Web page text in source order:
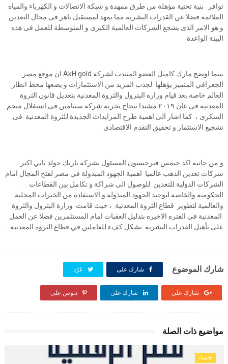
توافر بنية تحتية مؤهلة من طرق ممهدة و شبكة الاتصالات و الكهرباء والمياه
الملائمة فضلا عن القدرات البشرية مما يمهد لمستقبل باهر فى مجال التعدين
و هو الامر الذى يشجع الشركات العالمية الكبرى و المتوسطة للعمل فى هذه
البيئة الواعدة
بينما اوضح مارك كامبل العضو المنتدب لشركه AkH gold ان موقع مصر
الجغرافي المتميز يؤهلها لجذب المزيد من الاستثمارات و يضعها محط انظار
العالم خاصة بعد قيام وزاره البترول والثروة المعدنية بتعديل قانون الثروة
المعدنية فى عان ٢٠١٩ مشيدا بنجاح تجربة شركة سنتامين فى استغلال منجم
السكرى ، كما اشار الى اهمية طرح المزايدات الجديدة للثروة المعدنية فى
تشجيع الاستثمار و تحقيق التقدم الاقتصادي
و من جانبه اكد جيمس فيرجيسون المسئول بشركة باريك جولد ثاني اكبر
شركات تعدين الذهب عالميا اهمية الجهود المبذولة في مصر لفتح المجال امام
الشركات الدولية للتعدين للوصول الى شراكة و تكامل بين القطاعات
الحكومية والخاصة لتوحيد الجهود المبذولة و الاستفادة من الخبرات المحلية
والعالمية لتطوير قطاع الثروة المعدنية ، حيث قامت وزارة البترول والثروة
المعدنية فى الفتره الاخيره بتذليل العقبات امام المستثمرين فضلا عن العمل
على تأهيل القدرات البشرية بشكل كفء للعاملين في قطاع الثروة المعدنية .
شارك الموضوع شارك على غرّد
شارك على شارك على دبوس على
مواضيع ذات الصلة
أقتصاد